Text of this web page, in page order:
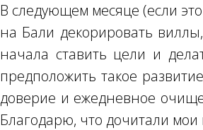
В следующем месяце (если
на Бали декорировать
начала ставить цели и
предположить такое
доверие и ежедневное
Благодарю, что дочитали мои